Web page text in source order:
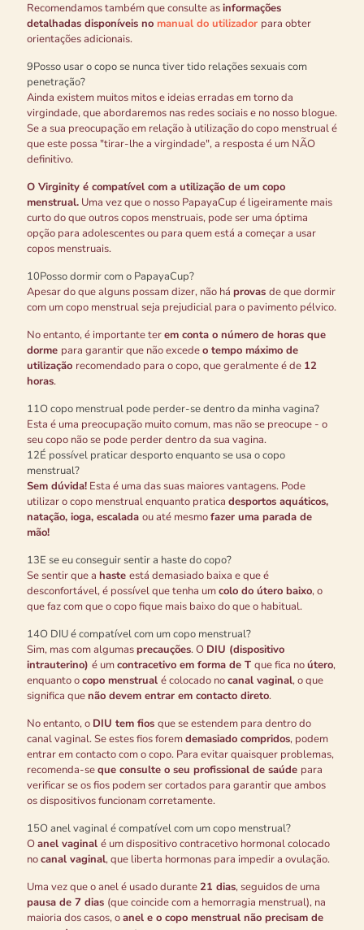
Recomendamos também que consulte asinformações
detalhadas disponíveis no manual do utilizador para obter
orientações adicionais.
9Posso usar o copo se nunca tiver tido relações sexuais com
penetração?
Ainda existem muitos mitos e ideias erradas em torno da
virgindade, que abordaremos nas redes sociais e no nosso blogue.
Se a sua preocupação em relação à utilização do copo menstrual é
que este possa "tirar-lhe a virgindade", a resposta é um NÃO
definitivo.
O Virginity é compatível com a utilização de um copo
menstrual. Uma vez que o nosso PapayaCup é ligeiramente mais
curto do que outros copos menstruais, pode ser uma óptima
opção para adolescentes ou para quem está a começar a usar
copos menstruais.
10Posso dormir com o PapayaCup?
Apesar do que alguns possam dizer, não há provas de que dormir
com um copo menstrual seja prejudicial para o pavimento pélvico.
No entanto, é importante terem conta o número de horas que
dorme para garantir que não excedeo tempo máximo de
utilização recomendado para o copo, que geralmente é de 12
horas.
11O copo menstrual pode perder-se dentro da minha vagina?
Esta é uma preocupação muito comum, mas não se preocupe - o
seu copo não se pode perder dentro da sua vagina.
12É possível praticar desporto enquanto se usa o copo
menstrual?
Sem dúvida! Esta é uma das suas maiores vantagens. Pode
utilizar o copo menstrual enquanto pratica desportos aquáticos,
natação, ioga, escalada ou até mesmofazer uma parada de
mão!
13E se eu conseguir sentir a haste do copo?
Se sentir que a haste está demasiado baixa e que é
desconfortável, é possível que tenha umcolo do útero baixo, o
que faz com que o copo fique mais baixo do que o habitual.
14O DIU é compatível com um copo menstrual?
Sim, mas com algumasprecauções. O DIU (dispositivo
intrauterino) é umcontracetivo em forma de T que fica noútero,
enquanto ocopo menstrual é colocado nocanal vaginal, o que
significa quenão devem entrar em contacto direto.
No entanto, o DIU tem fios que se estendem para dentro do
canal vaginal. Se estes fios foremdemasiado compridos, podem
entrar em contacto com o copo. Para evitar quaisquer problemas,
recomenda-seque consulte o seu profissional de saúde para
verificar se os fios podem ser cortados para garantir que ambos
os dispositivos funcionam corretamente.
15O anel vaginal é compatível com um copo menstrual?
Oanel vaginal é um dispositivo contracetivo hormonal colocado
nocanal vaginal, que liberta hormonas para impedir a ovulação.
Uma vez que o anel é usado durante 21 dias, seguidos de uma
pausa de 7 dias (que coincide com a hemorragia menstrual), na
maioria dos casos, oanel e o copo menstrual não precisam de